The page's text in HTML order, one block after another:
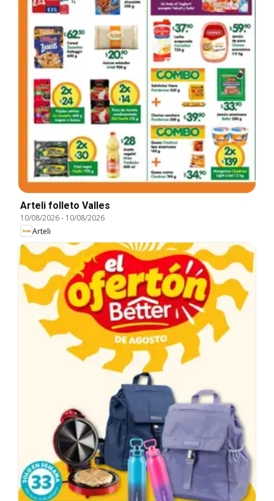
Arteli folleto Valles
10/08/2026- 10/08/2026
Arteli